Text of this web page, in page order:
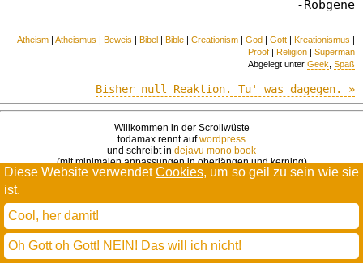
Diese Website verwendetCookies, um so geil zu sein wie sie
ist.
Cool, her damit!
Oh Gott oh Gott! NEIN! Das will ich nicht!
-Robgene
Atheism | Atheismus | Beweis | Bibel | Bible | Creationism | God | Gott | Kreationismus |
Proof | Religion | Superman
Abgelegt unter Geek Spaß
Bisher null Reaktion. Tu' was dagegen. »
Willkommen in der Scrollwüste
todamax rennt aufwordpress
und schreibt in dejavu mono book
(mit minimalen anpassungen in oberlängen und kerning)